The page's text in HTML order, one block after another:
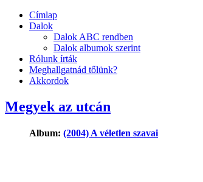
Címlap
Dalok
Dalok ABC rendben
Dalok albumok szerint
Rólunk írták
Meghallgatnád tőlünk?
Akkordok
Megyek az utcán
Album: (2004) A véletlen szavai